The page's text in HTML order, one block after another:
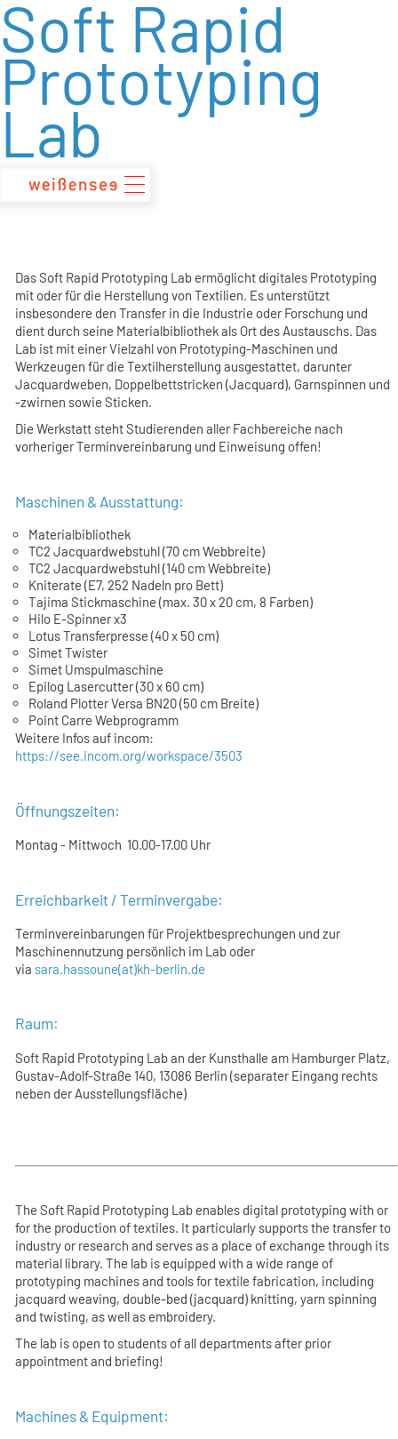
zum
Inhalt
Soft Rapid
Prototyping
Lab
Das Soft Rapid Prototyping Lab ermöglicht digitales Prototyping
mit oder für die Herstellung von Textilien. Es unterstützt
insbesondere den Transfer in die Industrie oder Forschung und
dient durch seine Materialbibliothek als Ort des Austauschs. Das
Lab ist mit einer Vielzahl von Prototyping-Maschinen und
Werkzeugen für die Textilherstellung ausgestattet, darunter
Jacquardweben, Doppelbettstricken (Jacquard), Garnspinnen und
-zwirnen sowie Sticken.
Die Werkstatt steht Studierenden aller Fachbereiche nach
vorheriger Terminvereinbarung und Einweisung offen!
Maschinen & Ausstattung:
Materialbibliothek
TC2 Jacquardwebstuhl (70 cm Webbreite)
TC2 Jacquardwebstuhl (140 cm Webbreite)
Kniterate (E7, 252 Nadeln pro Bett)
Tajima Stickmaschine (max. 30 x 20 cm, 8 Farben)
Hilo E-Spinner x3
Lotus Transferpresse (40 x 50 cm)
Simet Twister
Simet Umspulmaschine
Epilog Lasercutter (30 x 60 cm)
Roland Plotter Versa BN20 (50 cm Breite)
Point Carre Webprogramm
Weitere Infos auf incom:
https://see.incom.org/workspace/3503
Öffnungszeiten:
Montag - Mittwoch 10.00-17.00 Uhr
Erreichbarkeit / Terminvergabe:
Terminvereinbarungen für Projektbesprechungen und zur
Maschinennutzung persönlich im Lab oder
via sara.hassoune(at)kh-berlin.de
Raum:
Soft Rapid Prototyping Lab an der Kunsthalle am Hamburger Platz,
Gustav-Adolf-Straße 140, 13086 Berlin (separater Eingang rechts
neben der Ausstellungsfläche)
TheSoft Rapid Prototyping Lab enables digital prototyping with or
for the production of textiles. It particularly supports the transfer to
industry or research and serves as a place of exchange through its
material library. The lab is equipped with a wide range of
prototyping machines and tools for textile fabrication, including
jacquard weaving, double-bed (jacquard) knitting, yarn spinning
and twisting, as well as embroidery.
The lab is open to students of all departments after prior
appointment and briefing!
Machines & Equipment: